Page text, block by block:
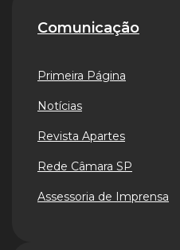
Comunicação
Primeira Página
Notícias
Revista Apartes
Rede Câmara SP
Assessoria de Imprensa